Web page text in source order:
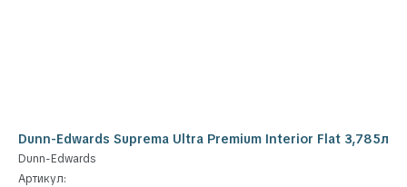
Dunn-Edwards Suprema Ultra Premium Interior Flat 3,785л
Dunn-Edwards
Артикул: